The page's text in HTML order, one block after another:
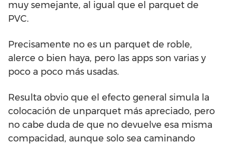
muy semejante, al igual que el parquet de
PVC.
Precisamente no es un parquet de roble,
alerce o bien haya, pero las apps son varias y
poco a poco más usadas.
Resulta obvio que el efecto general simula la
colocación de unparquet más apreciado, pero
no cabe duda de que no devuelve esa misma
compacidad, aunque solo sea caminando